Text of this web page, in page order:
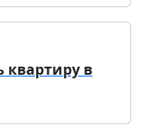
квартиру в